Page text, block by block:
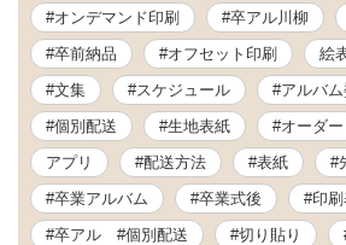
#オンデマンド印刷
#卒アル川柳
#卒前納品
#オフセット印刷 絵
#文集
#スケジュール #アルバム
#個別配送
#生地表紙 #オーダー
アプリ
#配送方法 #表紙 #
#卒業アルバム
#卒業式後 #印
#卒アル #個別配送
#切り貼り